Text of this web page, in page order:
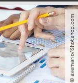
© avemario​/​Shotshop.com